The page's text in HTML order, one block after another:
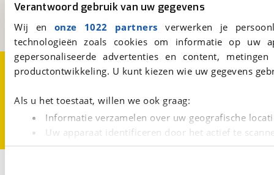
Verantwoord gebruik van uw gegevens
Wij en onze 1022 partners verwerken je
technologieën zoals cookies om informatie op
gepersonaliseerde advertenties en content,
productontwikkeling. U kunt kiezen wie uw gegevens
Als u het toestaat, willen we ook graag:
Informatie verzamelen over uw geografische
Uw apparaat identificeren door het actief te
Lees meer over hoe uw persoonlijke gegevens worden
Een initiatief van
BOVAG
Over viaBOVAG.nl Disclaimer- en Privacyverklaring
CookievoorkeurenVacatures